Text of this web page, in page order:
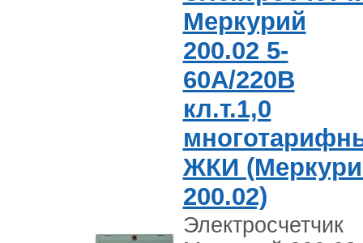
Меркурий
200.02 5-
60А/220В
кл.т.1,0
ЖКИ
200.02)
Электросчетчик